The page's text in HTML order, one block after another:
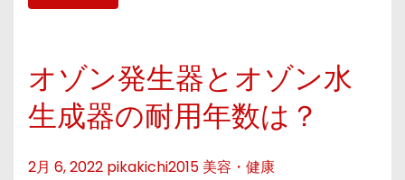
オゾン発生器とオゾン水
生成器の耐用年数は？
2月 6, 2022 pikakichi2015 美容・健康